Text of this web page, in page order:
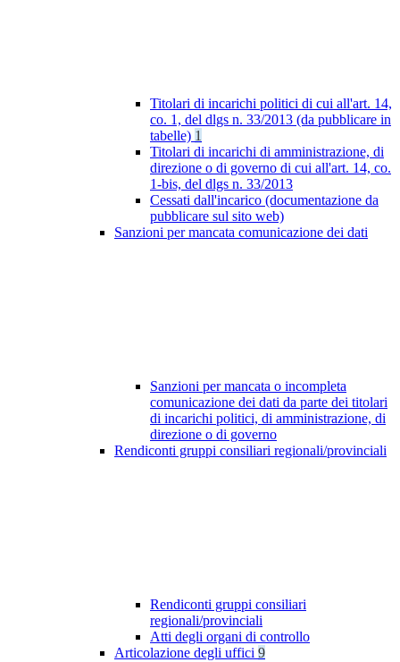
Titolari di incarichi politici di cui all'art. 14,
co. 1, del dlgs n. 33/2013 (da pubblicare in
tabelle) 1
Titolari di incarichi di amministrazione, di
direzione o di governo di cui all'art. 14, co.
1-bis, del dlgs n. 33/2013
Cessati dall'incarico (documentazione da
pubblicare sul sito web)
Sanzioni per mancata comunicazione dei dati
Sanzioni per mancata o incompleta
comunicazione dei dati da parte dei titolari
di incarichi politici, di amministrazione, di
direzione o di governo
Rendiconti gruppi consiliari regionali/provinciali
Rendiconti gruppi consiliari
regionali/provinciali
Atti degli organi di controllo
Articolazione degli uffici 9